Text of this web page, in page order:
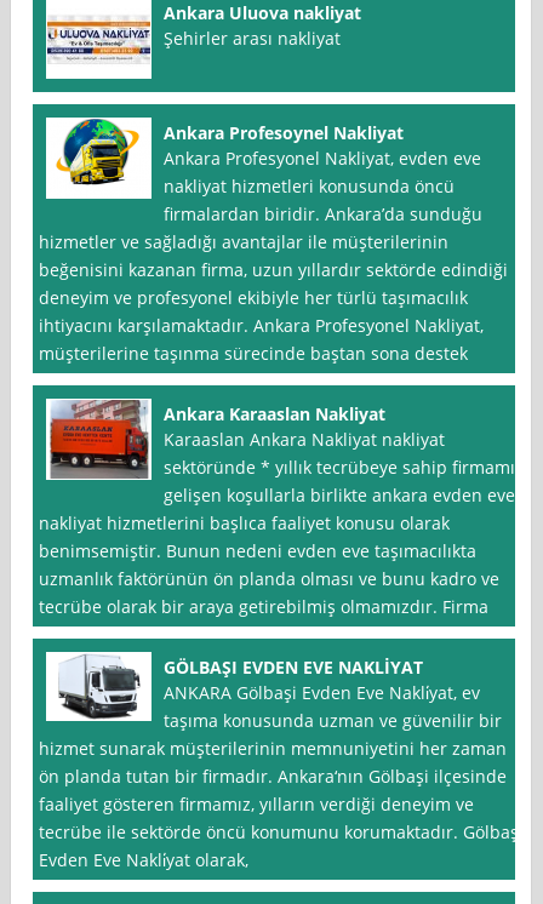
Ankara Uluova nakliyat
Şehirler arası nakliyat
Ankara Profesoynel Nakliyat
Ankara Profesyonel Nakliyat, evden eve
nakliyat hizmetleri konusunda öncü
firmalardan biridir. Ankara’da sunduğu
hizmetler ve sağladığı avantajlar ile müşterilerinin
beğenisini kazanan firma, uzun yıllardır sektörde edindiği
deneyim ve profesyonel ekibiyle her türlü taşımacılık
ihtiyacını karşılamaktadır. Ankara Profesyonel Nakliyat,
müşterilerine taşınma sürecinde baştan sona destek
Ankara Karaaslan Nakliyat
Karaaslan Ankara Nakliyat nakliyat
sektöründe * yıllık tecrübeye sahip firmamız
gelişen koşullarla birlikte ankara evden eve
nakliyat hizmetlerini başlıca faaliyet konusu olarak
benimsemiştir. Bunun nedeni evden eve taşımacılıkta
uzmanlık faktörünün ön planda olması ve bunu kadro ve
tecrübe olarak bir araya getirebilmiş olmamızdır. Firma
GÖLBAŞI EVDEN EVE NAKLİYAT
ANKARA Gölbaşi Evden Eve Nakli̇yat, ev
taşıma konusunda uzman ve güvenilir bir
hizmet sunarak müşterilerinin memnuniyetini her zaman
ön planda tutan bir firmadır. Ankara‘nın Gölbaşi ilçesinde
faaliyet gösteren firmamız, yılların verdiği deneyim ve
tecrübe ile sektörde öncü konumunu korumaktadır. Gölbaşi
Evden Eve Nakli̇yat olarak,